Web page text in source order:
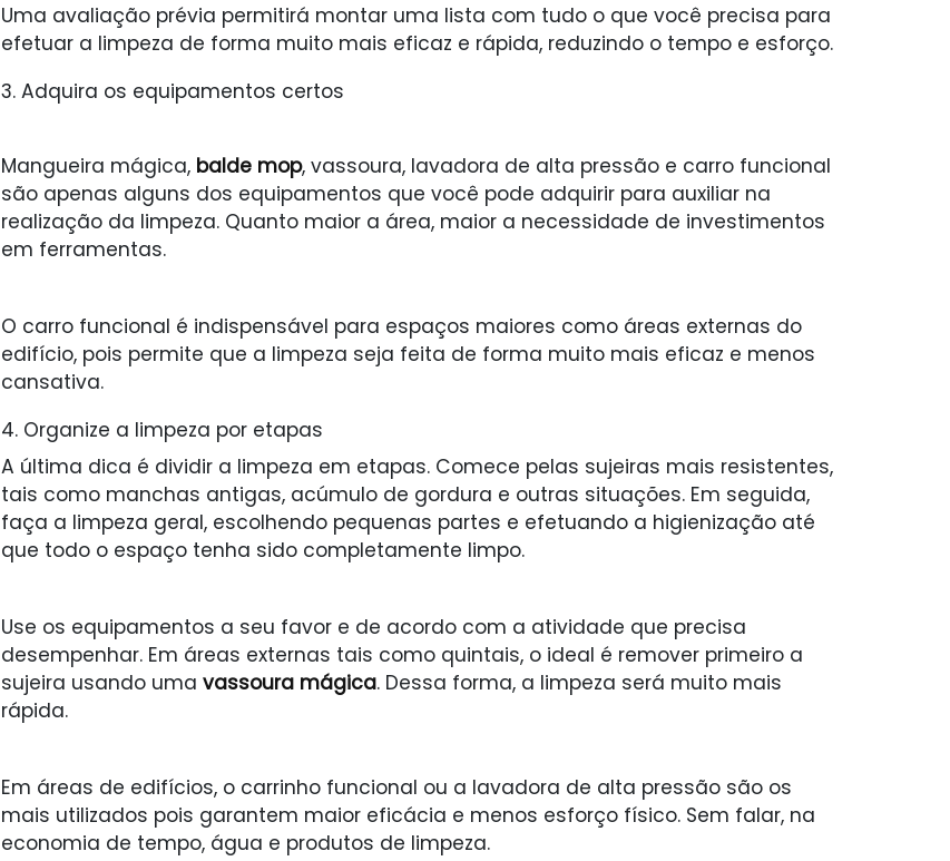
Uma avaliação prévia permitirá montar uma lista com tudo o que você precisa para
efetuar a limpeza de forma muito mais eficaz e rápida, reduzindo o tempo e esforço.
3. Adquira os equipamentos certos
Mangueira mágica, balde mop, vassoura, lavadora de alta pressão e carro funcional
são apenas alguns dos equipamentos que você pode adquirir para auxiliar na
realização da limpeza. Quanto maior a área, maior a necessidade de investimentos
em ferramentas.
O carro funcional é indispensável para espaços maiores como áreas externas do
edifício, pois permite que a limpeza seja feita de forma muito mais eficaz e menos
cansativa.
4. Organize a limpeza por etapas
A última dica é dividir a limpeza em etapas. Comece pelas sujeiras mais resistentes,
tais como manchas antigas, acúmulo de gordura e outras situações. Em seguida,
faça a limpeza geral, escolhendo pequenas partes e efetuando a higienização até
que todo o espaço tenha sido completamente limpo.
Use os equipamentos a seu favor e de acordo com a atividade que precisa
desempenhar. Em áreas externas tais como quintais, o ideal é remover primeiro a
sujeira usando uma vassoura mágica. Dessa forma, a limpeza será muito mais
rápida.
Em áreas de edifícios, o carrinho funcional ou a lavadora de alta pressão são os
mais utilizados pois garantem maior eficácia e menos esforço físico. Sem falar, na
economia de tempo, água e produtos de limpeza.